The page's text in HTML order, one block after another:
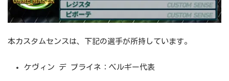
本カスタムセンスは、下記の選手が所持しています。
ケヴィン デ ブライネ：ベルギー代表